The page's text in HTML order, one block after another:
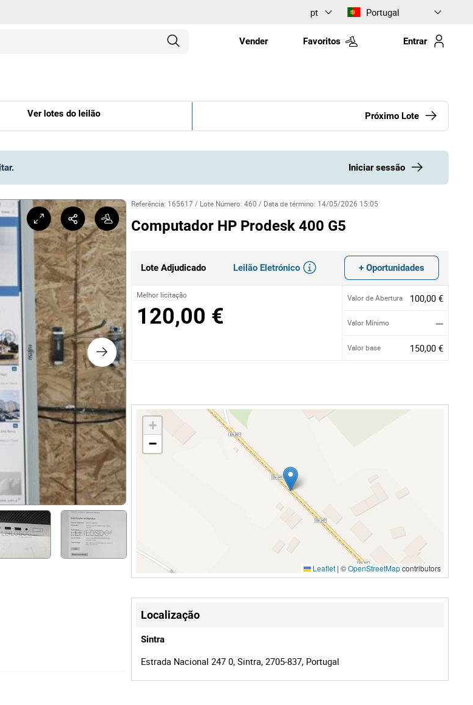
pt Portugal
Vender Favoritos Entrar
Ver lotes do leilão Próximo Lote
. Iniciar sessão
Referência: 165617 / Lote Número:460 / Data de término: 14/05/2026 15:05
Computador HP Prodesk 400 G5
Lote Adjudicado Leilão Eletrónico + Oportunidades
Melhor licitação
120,00 €
Valor de Abertura 100,00 €
Valor Mínimo ---
Valor base 150,00 €
+
−
Leaflet | ©OpenStreetMapcontributors
Localização
Sintra
Estrada Nacional 247 0, Sintra, 2705-837, Portugal